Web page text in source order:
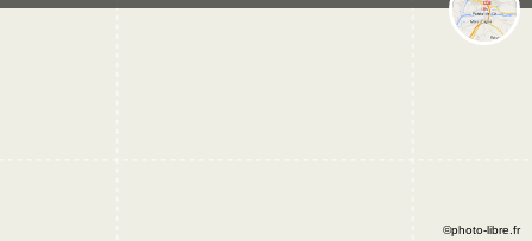
©photo-libre.fr